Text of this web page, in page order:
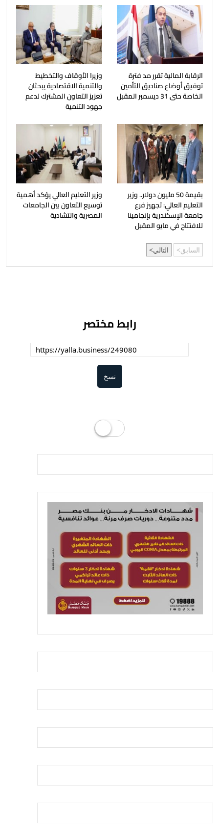
الرقابة المالية تقرر مد فترة
توفيق أوضاع صناديق التأمين
الخاصة حتى 31 ديسمبر المقبل
وزيرا الأوقاف والتخطيط
والتنمية الاقتصادية يبحثان
تعزيز التعاون المشترك لدعم
جهود التنمية
بقيمة 50 مليون دولار.. وزير
التعليم العالي: تجهيز فرع
جامعة الإسكندرية بإنجامينا
للافتتاح في مايو المقبل
وزير التعليم العالي يؤكد أهمية
توسيع التعاون بين الجامعات
المصرية والتشادية
السابق التالي
رابط مختصر
نسخ